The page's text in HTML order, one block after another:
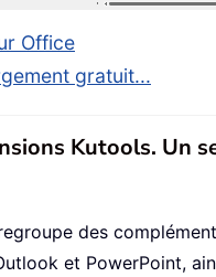
Office
gratuit...
Kutools. Un
des
et PowerPoint,